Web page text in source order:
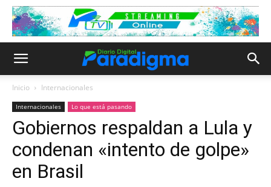
Inicio Internacionales
Internacionales Lo que está pasando
Gobiernos respaldan a Lula y
condenan «intento de golpe»
en Brasil